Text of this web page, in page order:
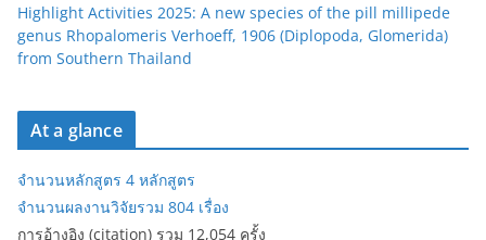
Highlight Activities 2025: A new species of the pill millipede
genus Rhopalomeris Verhoeff, 1906 (Diplopoda, Glomerida)
from Southern Thailand
At a glance
จำนวนหลักสูตร 4 หลักสูตร
จำนวนผลงานวิจัยรวม 804 เรื่อง
การอ้างอิง (citation) รวม 12,054 ครั้ง